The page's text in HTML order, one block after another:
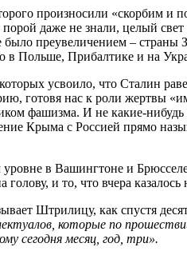
произносили
даже не знали, целый
преувеличением –
в Польше, Прибалтике и на
усвоило, что Сталин
готовя нас к роли жертвы
фашизма. И не какие-
Крыма с Россией прямо
в Вашингтоне и
и то, что вчера
Штрилицу, как спустя
которые по
сегодня месяц, год, три».